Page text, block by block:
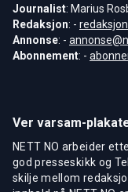
Journalist: Marius
Redaksjon: -
Annonse: -
Abonnement: -
Ver varsam-
NETT NO arbeider
god presseskikk og
skilje mellom